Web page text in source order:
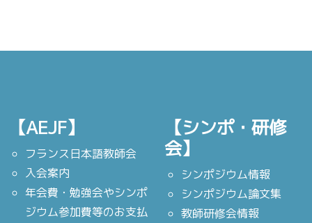
【AEJF】
フランス日本語教師会
入会案内
年会費・勉強会やシンポ
ジウム参加費等のお支払
【シンポ・研修
会】
シンポジウム情報
シンポジウム論文集
教師研修会情報